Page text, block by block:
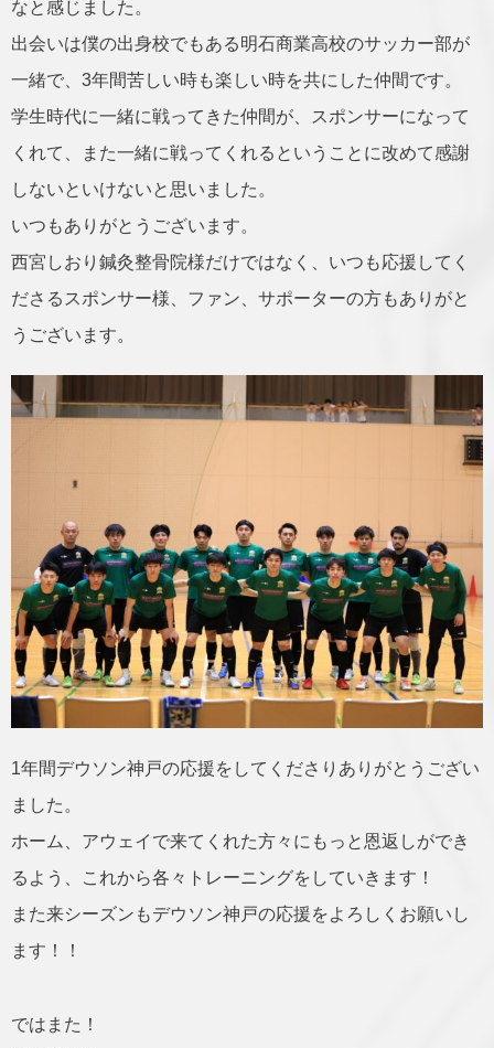
なと感じました。
出会いは僕の出身校でもある明石商業高校のサッカー部が
一緒で、3年間苦しい時も楽しい時を共にした仲間です。
学生時代に一緒に戦ってきた仲間が、スポンサーになって
くれて、また一緒に戦ってくれるということに改めて感謝
しないといけないと思いました。
いつもありがとうございます。
西宮しおり鍼灸整骨院様だけではなく、いつも応援してく
ださるスポンサー様、ファン、サポーターの方もありがと
うございます。
1年間デウソン神戸の応援をしてくださりありがとうござい
ました。
ホーム、アウェイで来てくれた方々にもっと恩返しができ
るよう、これから各々トレーニングをしていきます！
また来シーズンもデウソン神戸の応援をよろしくお願いし
ます！！
ではまた！